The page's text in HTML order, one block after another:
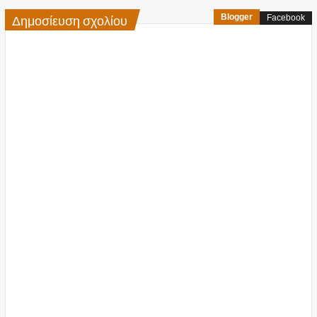
Δημοσίευση σχολίου Blogger Facebook